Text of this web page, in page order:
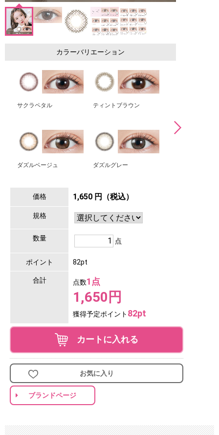
カラーバリエーション
サクラペタル ティントブラウン
ダズルベージュ ダズルグレー
価格 1,650 円（税込）
規格
数量 点
ポイント 82pt
合計 点数1点
1,650円
獲得予定ポイント 82pt
カートに入れる
お気に入り
ブランドページ